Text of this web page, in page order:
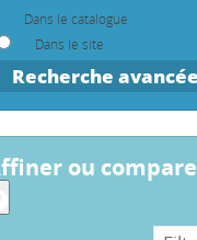
Dans le catalogue
Dans le site
Recherche avancée
affiner ou